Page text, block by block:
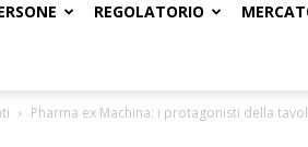
REGOLATORIO
Pharma ex Machina: i protagonisti della